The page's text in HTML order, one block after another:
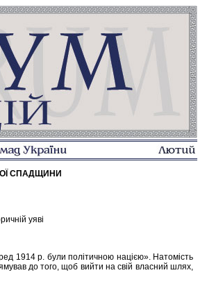
СПАДЩИНИ
уяві
1914 р. були політичною нацією». Натомість
до того, щоб вийти на свій власний шлях,